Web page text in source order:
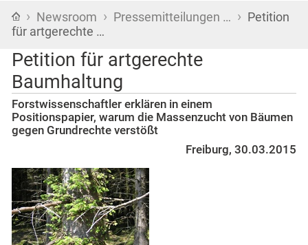
Startseite
› Newsroom › Pressemitteilungen … › Petition
für artgerechte …
Petition für artgerechte
Baumhaltung
Forstwissenschaftler erklären in einem
Positionspapier, warum die Massenzucht von Bäumen
gegen Grundrechte verstößt
Freiburg, 30.03.2015